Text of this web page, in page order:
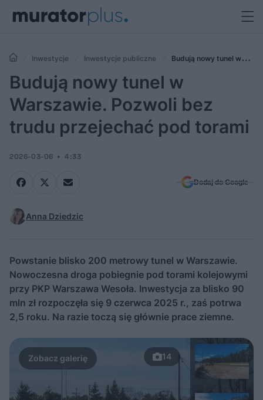
Inwestycje Inwestycje publiczne
Budują nowy tunel w
Warszawie. Pozwoli bez trudu przejechać pod torami
Budują nowy tunel w
Warszawie. Pozwoli bez
trudu przejechać pod torami
2026-03-06 4:33
Dodaj do Google
Anna Dziedzic
Powstanie blisko 200 metrowy tunel w Warszawie.
Nowoczesna droga pobiegnie pod torami kolejowymi
przy PKP Warszawa Wesoła. Inwestycja za blisko 90
mln zł rozpoczęła się 9 czerwca 2025 r., zaś potrwa
2,5 roku. Na razie toczą się głównie prace ziemne.
14